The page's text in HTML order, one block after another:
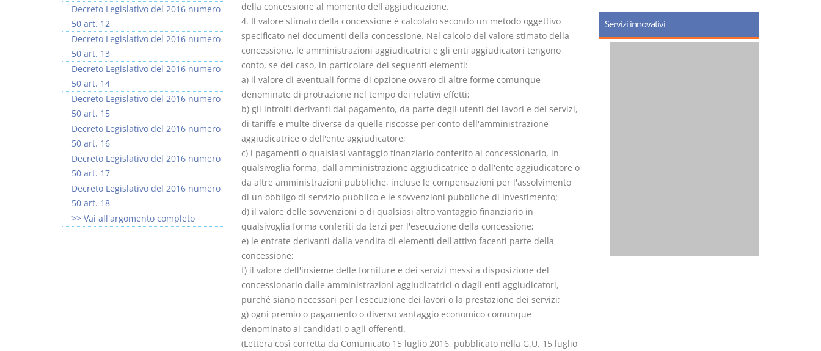
della concessione al momento dell'aggiudicazione.
4. Il valore stimato della concessione è calcolato secondo un metodo oggettivo
specificato nei documenti della concessione. Nel calcolo del valore stimato della
concessione, le amministrazioni aggiudicatrici e gli enti aggiudicatori tengono
conto, se del caso, in particolare dei seguenti elementi:
a) il valore di eventuali forme di opzione ovvero di altre forme comunque
denominate di protrazione nel tempo dei relativi effetti;
b) gli introiti derivanti dal pagamento, da parte degli utenti dei lavori e dei servizi,
di tariffe e multe diverse da quelle riscosse per conto dell'amministrazione
aggiudicatrice o dell'ente aggiudicatore;
c) i pagamenti o qualsiasi vantaggio finanziario conferito al concessionario, in
qualsivoglia forma, dall'amministrazione aggiudicatrice o dall'ente aggiudicatore o
da altre amministrazioni pubbliche, incluse le compensazioni per l'assolvimento
di un obbligo di servizio pubblico e le sovvenzioni pubbliche di investimento;
d) il valore delle sovvenzioni o di qualsiasi altro vantaggio finanziario in
qualsivoglia forma conferiti da terzi per l'esecuzione della concessione;
e) le entrate derivanti dalla vendita di elementi dell'attivo facenti parte della
concessione;
f) il valore dell'insieme delle forniture e dei servizi messi a disposizione del
concessionario dalle amministrazioni aggiudicatrici o dagli enti aggiudicatori,
purché siano necessari per l'esecuzione dei lavori o la prestazione dei servizi;
g) ogni premio o pagamento o diverso vantaggio economico comunque
denominato ai candidati o agli offerenti.
(Lettera così corretta da Comunicato 15 luglio 2016, pubblicato nella G.U. 15 luglio
Decreto Legislativo del 2016 numero
50 art. 12
Decreto Legislativo del 2016 numero
50 art. 13
Decreto Legislativo del 2016 numero
50 art. 14
Decreto Legislativo del 2016 numero
50 art. 15
Decreto Legislativo del 2016 numero
50 art. 16
Decreto Legislativo del 2016 numero
50 art. 17
Decreto Legislativo del 2016 numero
50 art. 18
>> Vai all'argomento completo
Servizi innovativi